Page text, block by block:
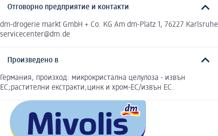
Отговорно предприятие и контакти
dm-drogerie markt GmbH + Co. KG Am dm-Platz 1, 76227 Karlsruhe
servicecenter@dm.de
Произведено в
Германия, произход: микрокристална целулоза - извън
ЕС;растителни екстракти,цинк и хром-ЕС/извън ЕС.